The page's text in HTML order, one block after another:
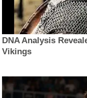
DNA Analysis
Vikings